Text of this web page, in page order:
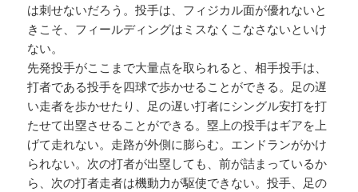
は刺せないだろう。投手は、フィジカル面が優れないと
きこそ、フィールディングはミスなくこなさないといけ
ない。
先発投手がここまで大量点を取られると、相手投手は、
打者である投手を四球で歩かせることができる。足の遅
い走者を歩かせたり、足の遅い打者にシングル安打を打
たせて出塁させることができる。塁上の投手はギアを上
げて走れない。走路が外側に膨らむ。エンドランがかけ
られない。次の打者が出塁しても、前が詰まっているか
ら、次の打者走者は機動力が駆使できない。投手、足の